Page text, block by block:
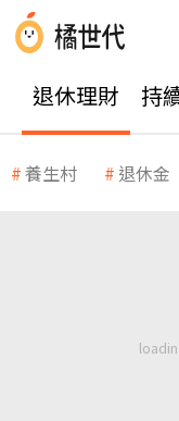
退休理財 持
養生村 退休金